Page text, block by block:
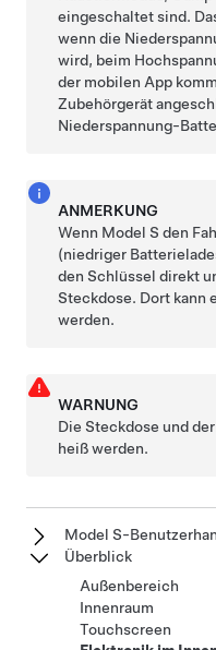
eingeschaltet sind.
wenn die
wird, beim
der mobilen App
Zubehörgerät
Niederspannung-
ANMERKUNG
Wenn Model S den
(niedriger
den Schlüssel direkt
Steckdose. Dort kann
werden.
WARNUNG
Die Steckdose und
heiß werden.
Model S-
Überblick
Außenbereich
Innenraum
Touchscreen